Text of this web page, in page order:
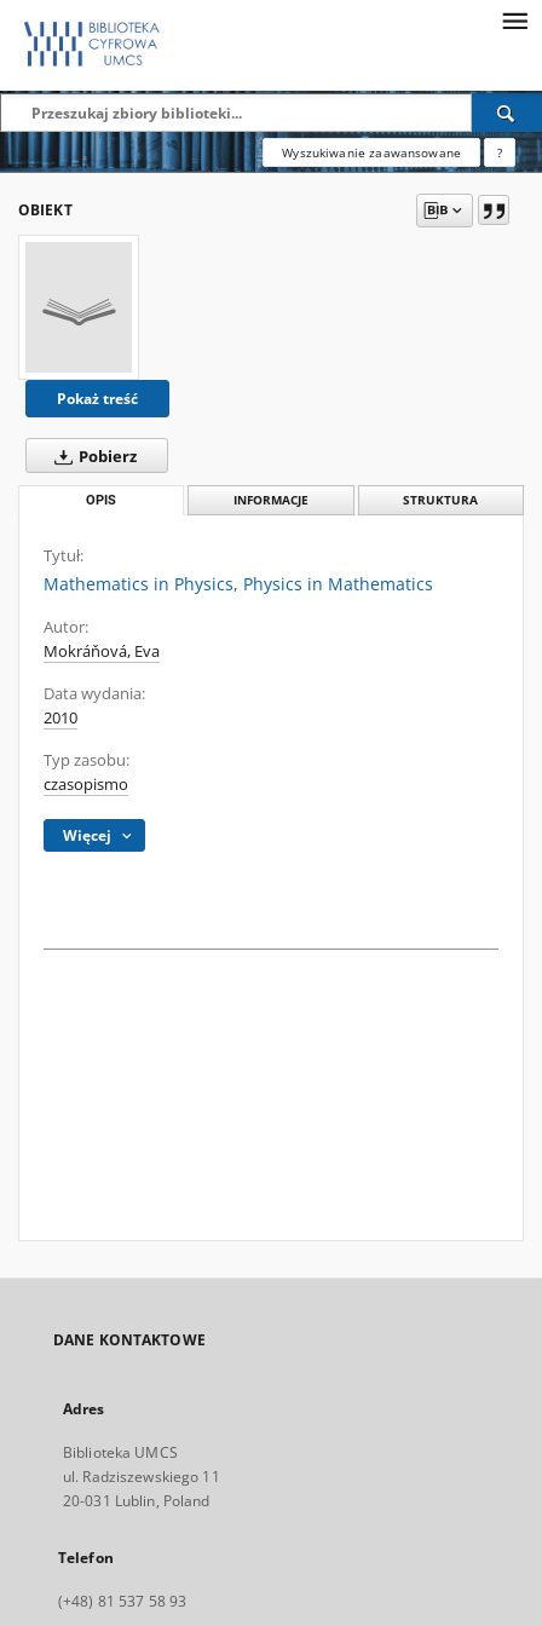
Wyszukiwanie zaawansowane ?
OBIEKT
Pokaż treść
Pobierz
OPIS INFORMACJE STRUKTURA
Tytuł:
Mathematics in Physics, Physics in Mathematics
Autor:
Mokráňová, Eva
Data wydania:
2010
Typ zasobu:
czasopismo
Więcej
DANE KONTAKTOWE
Adres
Biblioteka UMCS
ul. Radziszewskiego 11
20-031 Lublin, Poland
Telefon
(+48) 81 537 58 93